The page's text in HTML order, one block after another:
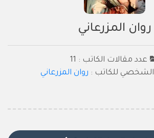
روان المزرعاني
عدد مقالات الكاتب : 11
للكاتب : روان المزرعاني